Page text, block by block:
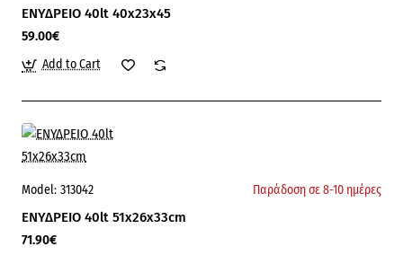
ΕΝΥΔΡΕΙΟ 40lt 40x23x45
59.00€
Add to Cart
Model: 313042 Παράδοση σε 8-10 ημέρες
ΕΝΥΔΡΕΙΟ 40lt 51x26x33cm
71.90€